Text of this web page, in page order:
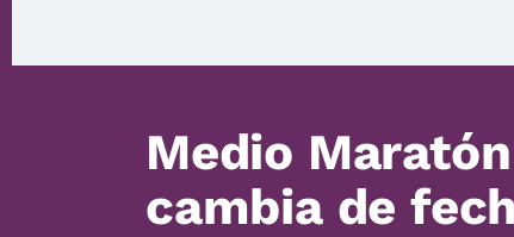
Medio
cambia de